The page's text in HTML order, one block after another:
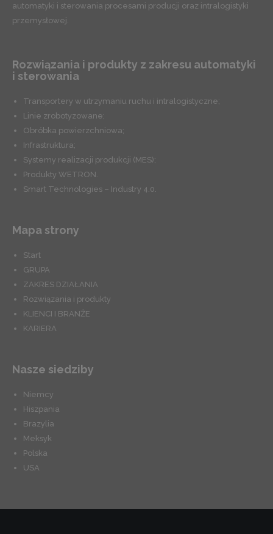
automatyki i sterowania procesami producji oraz intralogistyki
przemysłowej.
Rozwiązania i produkty z zakresu automatyki
i sterowania
Transportery w utrzymaniu ruchu i intralogistyczne;
Linie zrobotyzowane;
Obróbka powierzchniowa;
Infrastruktura;
Systemy realizacji produkcji (MES);
Produkty WETRON.
Smart Technologies – Industry 4.0.
Mapa strony
Start
GRUPA
ZAKRES DZIAŁANIA
Rozwiązania i produkty
KLIENCI I BRANŻE
KARIERA
Nasze siedziby
Niemcy
Hiszpania
Brazylia
Meksyk
Polska
USA